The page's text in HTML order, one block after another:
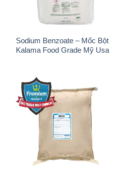
Polymer Diafloc AP 120C
Mitsubishi Nhật Bản Japan